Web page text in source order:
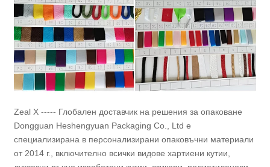
Zeal X ----- Глобален доставчик на решения за опаковане
Dongguan Heshengyuan Packaging Co., Ltd е
специализирана в персонализирани опаковъчни материали
от 2014 г., включително всички видове хартиени кутии,